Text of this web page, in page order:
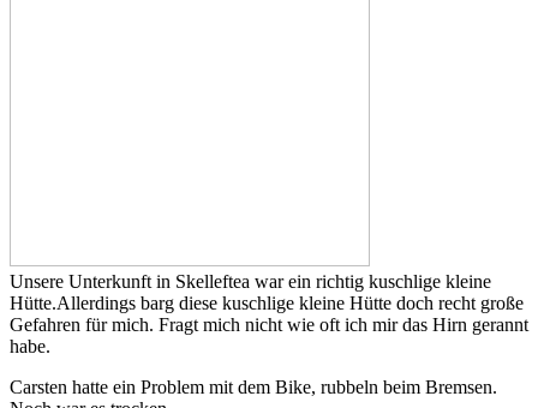
Unsere Unterkunft in Skelleftea war ein richtig kuschlige kleine
Hütte.Allerdings barg diese kuschlige kleine Hütte doch recht große
Gefahren für mich. Fragt mich nicht wie oft ich mir das Hirn gerannt
habe.
Carsten hatte ein Problem mit dem Bike, rubbeln beim Bremsen.